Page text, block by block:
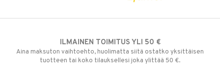
ILMAINEN TOIMITUS YLI 50 €
Aina maksuton vaihtoehto, huolimatta siitä ostatko yksittäisen
tuotteen tai koko tilauksellesi joka ylittää 50 €.